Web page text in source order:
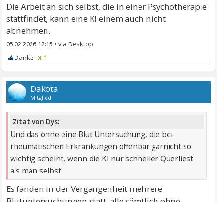
Die Arbeit an sich selbst, die in einer Psychotherapie
stattfindet, kann eine KI einem auch nicht
abnehmen.
05.02.2026 12:15 •
x 1
Dakota
Mitglied
Zitat von Dys:
Und das ohne eine Blut Untersuchung, die bei
rheumatischen Erkrankungen offenbar garnicht so
wichtig scheint, wenn die KI nur schneller Querliest
als man selbst.
Es fanden in der Vergangenheit mehrere